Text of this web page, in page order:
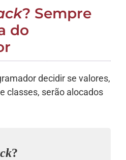
? Sempre
do
decidir se valores,
classes, serão alocados
?